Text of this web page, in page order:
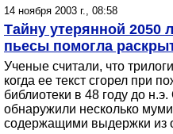
14 ноября 2003 г., 08:58
Тайну утерянной 2050
пьесы помогла
Ученые считали, что
когда ее текст сгорел при
библиотеки в 48 году до
обнаружили несколько
содержащими выдержки из